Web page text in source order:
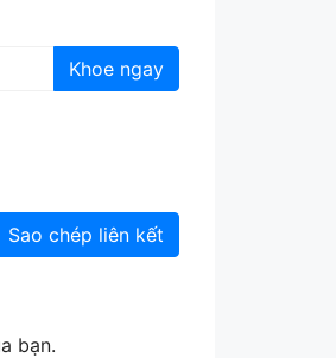
Khoe ngay
Sao chép liên kết
bạn.